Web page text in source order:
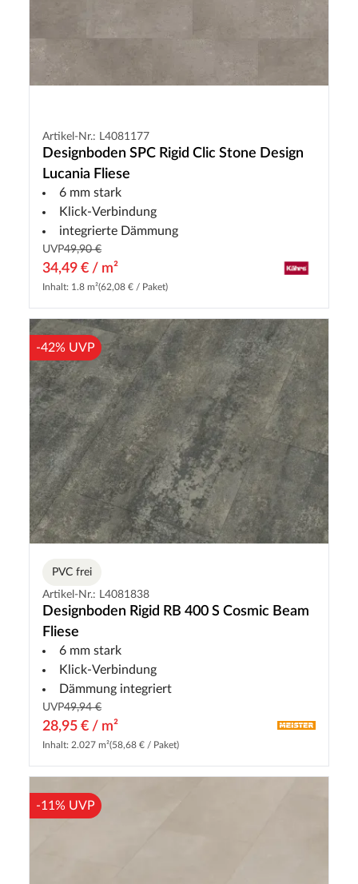
Artikel-Nr.: L4081177
Designboden SPC Rigid Clic Stone Design
Lucania Fliese
6 mm stark
Klick-Verbindung
integrierte Dämmung
UVP49,90 €
34,49 € / m²
Inhalt: 1.8 m²(62,08 € / Paket)
-42% UVP
PVC frei
Artikel-Nr.: L4081838
Designboden Rigid RB 400 S Cosmic Beam
Fliese
6 mm stark
Klick-Verbindung
Dämmung integriert
UVP49,94 €
28,95 € / m²
Inhalt: 2.027 m²(58,68 € / Paket)
-11% UVP